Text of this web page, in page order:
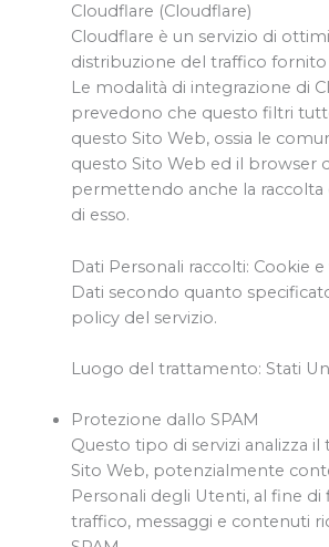
Cloudflare (Cloudflare)
Cloudflare è un servizio di
distribuzione del traffico fornito
Le modalità di integrazione di
prevedono che questo filtri
questo Sito Web, ossia le
questo Sito Web ed il browser
permettendo anche la raccolta
di esso.
Dati Personali raccolti: Cookie
Dati secondo quanto
policy del servizio.
Luogo del trattamento: Stati
Protezione dallo SPAM
Questo tipo di servizi analizza
Sito Web, potenzialmente
Personali degli Utenti, al fine
traffico, messaggi e contenuti